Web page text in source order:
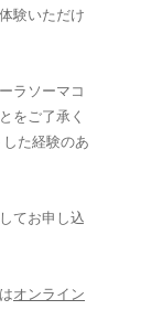
験いただけ
ラソーマコ
をご了承く
た経験のあ
てお申し込
オンライン